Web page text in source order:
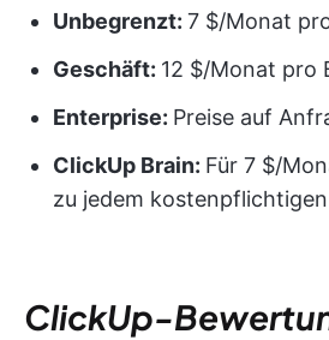
Unbegrenzt: 7 $/Monat
Geschäft: 12 $/Monat pro
Enterprise: Preise auf
ClickUp Brain: Für 7 $/
zu jedem
ClickUp-